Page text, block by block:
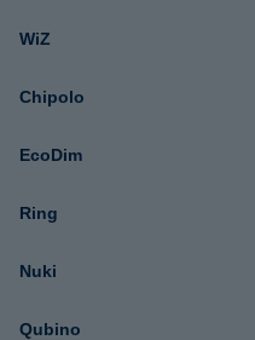
WiZ
Chipolo
EcoDim
Ring
Nuki
Qubino